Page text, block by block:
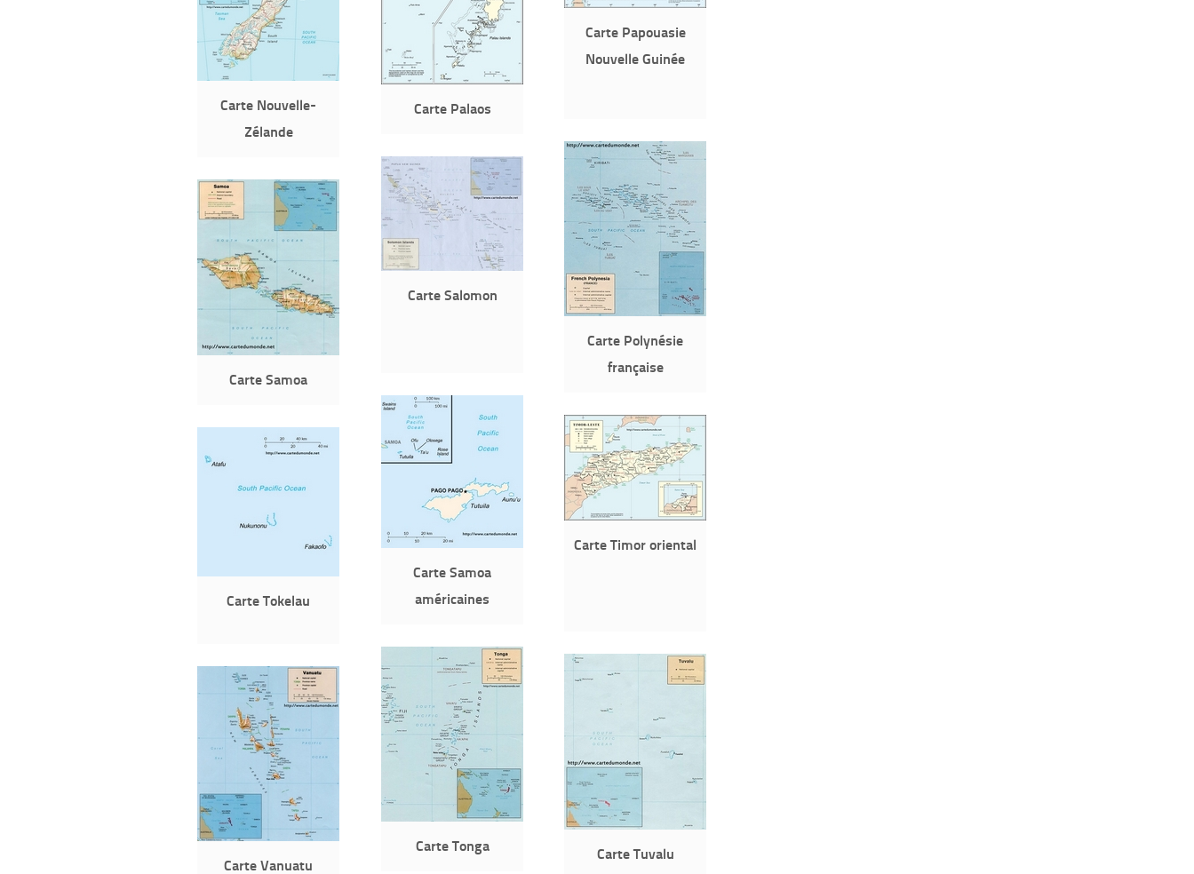
Carte Nouvelle-
Zélande
Carte Palaos
Carte Papouasie
Nouvelle Guinée
Carte Polynésie
française
Carte Salomon
Carte Samoa
Carte Samoa
américaines
Carte Timor oriental
Carte Tokelau
Carte Tonga Carte Tuvalu
Carte Vanuatu